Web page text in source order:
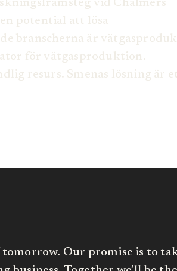
vid Chalmers
potential att lösa
branscherna är
för vätgasproduktion.
resurs. Smenas lösning är
Our promise is to